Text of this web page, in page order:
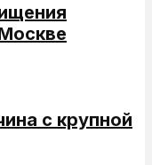
с крупной